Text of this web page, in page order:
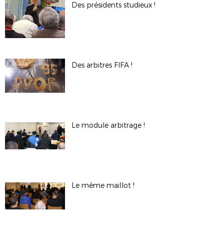
Des présidents studieux !
Des arbitres FIFA !
Le module arbitrage !
Le même maillot !